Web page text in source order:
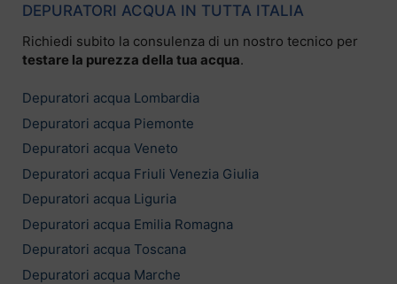
DEPURATORI ACQUA IN TUTTA ITALIA
Richiedi subito la consulenza di un nostro tecnico per
testare la purezza della tua acqua.
Depuratori acqua Lombardia
Depuratori acqua Piemonte
Depuratori acqua Veneto
Depuratori acqua Friuli Venezia Giulia
Depuratori acqua Liguria
Depuratori acqua Emilia Romagna
Depuratori acqua Toscana
Depuratori acqua Marche